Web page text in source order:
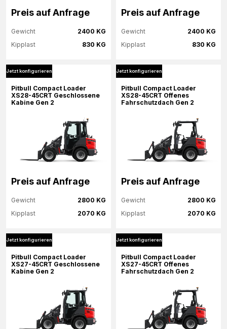
Preis auf Anfrage
2400 KG
Gewicht
830 KG
Kipplast
Mehr Informationen
Jetzt konfigurieren
Preis auf Anfrage
2400 KG
Gewicht
830 KG
Kipplast
Mehr Informationen
Jetzt konfigurieren
Jetzt konfigurieren
Pitbull Compact Loader
XS28-45CRT Geschlossene
Kabine Gen 2
Preis auf Anfrage
2800 KG
Gewicht
2070 KG
Kipplast
Mehr Informationen
Jetzt konfigurieren
Jetzt konfigurieren
Pitbull Compact Loader
XS28-45CRT Offenes
Fahrschutzdach Gen 2
Preis auf Anfrage
2800 KG
Gewicht
2070 KG
Kipplast
Mehr Informationen
Jetzt konfigurieren
Jetzt konfigurieren
Pitbull Compact Loader
XS27-45CRT Geschlossene
Kabine Gen 2
Jetzt konfigurieren
Pitbull Compact Loader
XS27-45CRT Offenes
Fahrschutzdach Gen 2